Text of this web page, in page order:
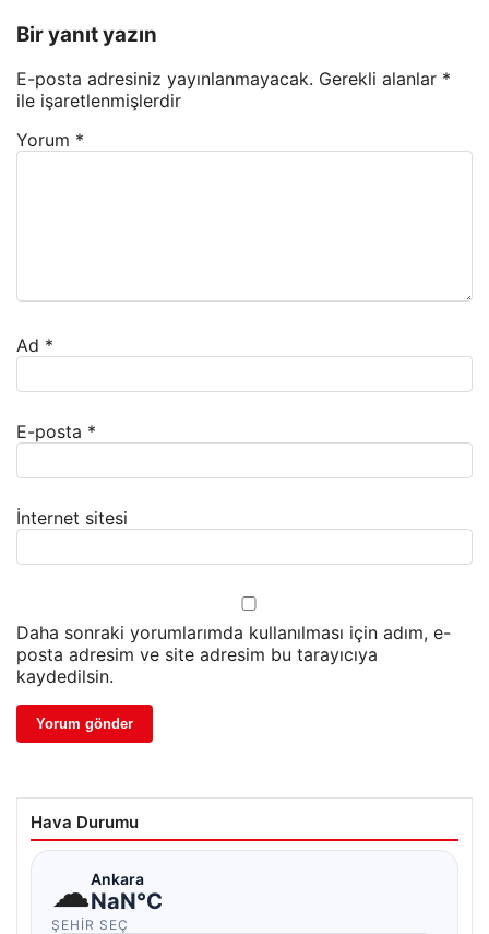
Bir yanıt yazın
E-posta adresiniz yayınlanmayacak. Gerekli alanlar *
ile işaretlenmişlerdir
Yorum *
Ad *
E-posta *
İnternet sitesi
Daha sonraki yorumlarımda kullanılması için adım, e-
posta adresim ve site adresim bu tarayıcıya
kaydedilsin.
Hava Durumu
☁Ankara
NaN°C
ŞEHIR SEÇ